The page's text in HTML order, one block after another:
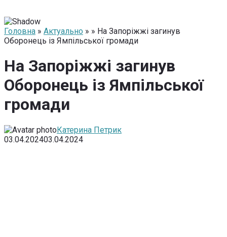
Головна » Актуально » » На Запоріжжі загинув
Оборонець із Ямпільської громади
На Запоріжжі загинув
Оборонець із Ямпільської
громади
Катерина Петрик
03.04.202403.04.2024